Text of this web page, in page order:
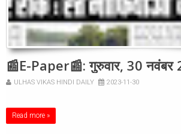
📰E-Paper📰: गुरुवार, 30
ULHAS VIKAS HINDI DAILY 2023-11-30
Read more »